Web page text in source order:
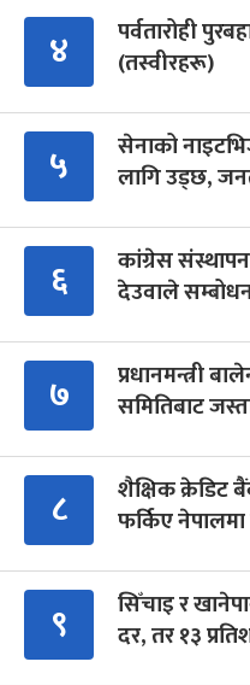
४
पर्वतारोही
(तस्वीरहरू)
५
सेनाको
लागि उड्छ,
६
कांग्रेस
देउवाले
७
प्रधानमन्त्री
समितिबाट
८
शैक्षिक क्रेडिट
फर्किए नेपालमा
९
सिँचाइ र
दर, तर १३